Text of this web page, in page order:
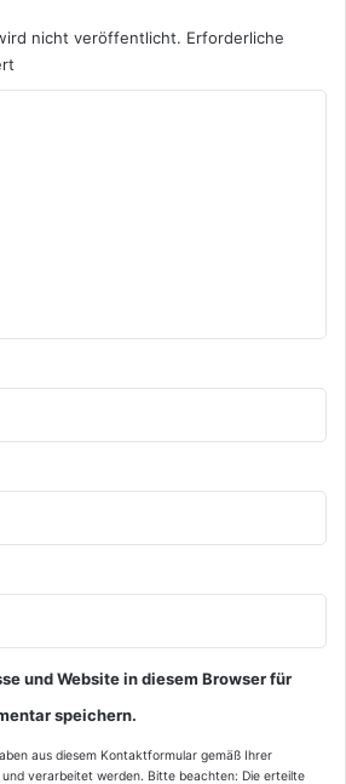
nicht veröffentlicht. Erforderliche
und Website in diesem Browser für
speichern.
aus diesem Kontaktformular gemäß Ihrer
verarbeitet werden. Bitte beachten: Die erteilte